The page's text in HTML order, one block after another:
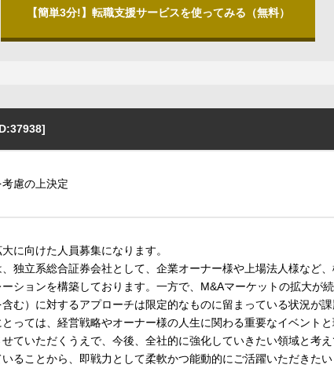
【簡単3分!】転職支援サービスを使ってみる（無料）
慮の上決定
に向けた人員募集になります。
独立系総合証券会社として、企業オーナー様や上場法人様など
ーションを構築しております。一方で、M&Aマーケットの拡大が
む）に対するアプローチは限定的なものに留まっている状況が
っては、経営戦略やオーナー様の人生に関わる重要なイベント
ていただくうえで、今後、全社的に強化していきたい領域と考
いることから、即戦力として柔軟かつ能動的にご活躍いただきた